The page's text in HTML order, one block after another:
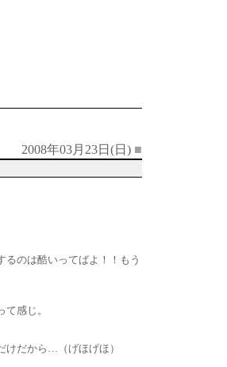
2008年03月23日(日) ■
のは酷いってばよ！！もう
感じ。
けだから…（げほげほ）